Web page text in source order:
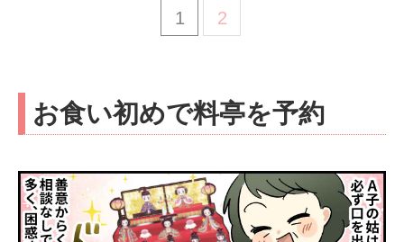
1 2
お食い初めで料亭を予約